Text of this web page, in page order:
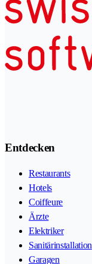
Entdecken
Restaurants
Hotels
Coiffeure
Ärzte
Elektriker
Sanitärinstallation
Garagen